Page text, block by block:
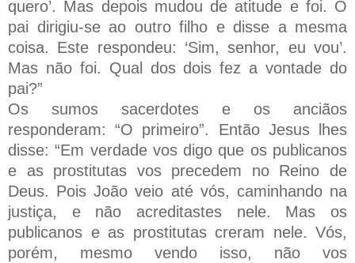
quero’. Mas depois mudou de atitude e foi. O
pai dirigiu-se ao outro filho e disse a mesma
coisa. Este respondeu: ‘Sim, senhor, eu vou’.
Mas não foi. Qual dos dois fez a vontade do
pai?”
Os sumos sacerdotes e os anciãos
responderam: “O primeiro”. Então Jesus lhes
disse: “Em verdade vos digo que os publicanos
e as prostitutas vos precedem no Reino de
Deus. Pois João veio até vós, caminhando na
justiça, e não acreditastes nele. Mas os
publicanos e as prostitutas creram nele. Vós,
porém, mesmo vendo isso, não vos